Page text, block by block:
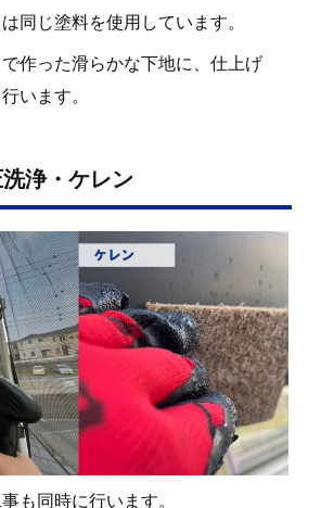
同じ塗料を使用しています。
作った滑らかな下地に、仕上げ
います。
浄・ケレン
も同時に行います。